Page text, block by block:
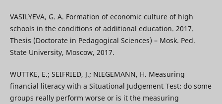
VASILYEVA, G. A. Formation of economic culture of high
schools in the conditions of additional education. 2017.
Thesis (Doctorate in Pedagogical Sciences) – Mosk. Ped.
State University, Moscow, 2017.
WUTTKE, E.; SEIFRIED, J.; NIEGEMANN, H. Measuring
financial literacy with a Situational Judgement Test: do some
groups really perform worse or is it the measuring